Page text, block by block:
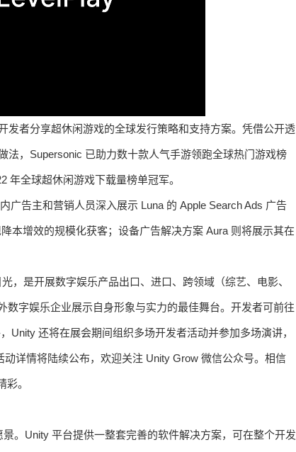
发者分享超休闲游戏的全球发行策略和支持方案。凭借公开透
法，Supersonic 已助力数十款人气手游领跑全球热门游戏榜
年全球超休闲游戏下载量榜单冠军。
广告主和营销人员深入展示 Luna 的 Apple Search Ads 广告
本增效的规模化获客；设备广告解决方案 Aura 则将展示其在
，是开展数字娱乐产品出口、进口、跨领域（综艺、电影、
字娱乐企业展示自身形象与实力的最佳舞台。开发者可前往
Unity 还将在展会期间组织多场开发者活动并参加多场演讲，
详情将陆续公布，欢迎关注 Unity Grow 微信公众号。相信
。
。Unity 平台提供一整套完善的软件解决方案，可在整个开发